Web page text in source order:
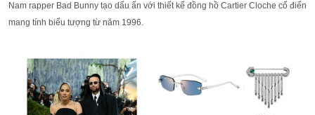
Nam rapper Bad Bunny tạo dấu ấn với thiết kế đồng hồ Cartier Cloche cổ điển
mang tính biểu tượng từ năm 1996.